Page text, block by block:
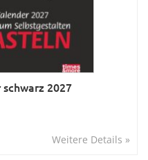
2027
Weitere Details »